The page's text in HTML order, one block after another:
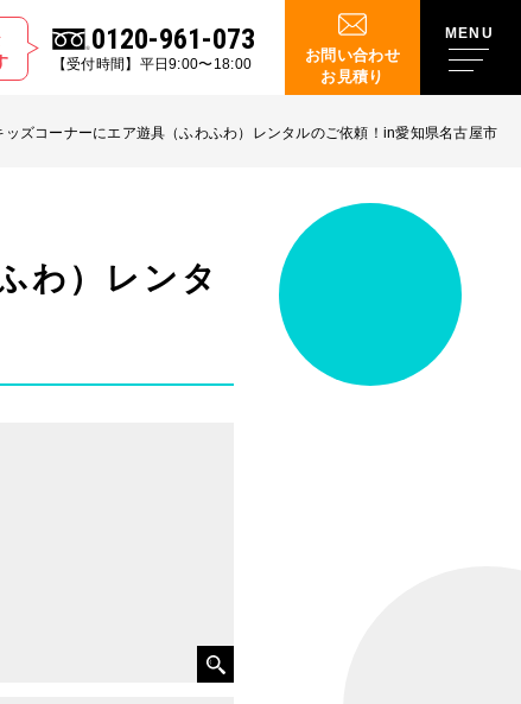
0120-961-073
【受付時間】平日9:00〜18:00
お問い合わせ
お見積り
ッズコーナーにエア遊具（ふわふわ）レンタルのご依頼！in愛知県名古屋市
わ）レンタ